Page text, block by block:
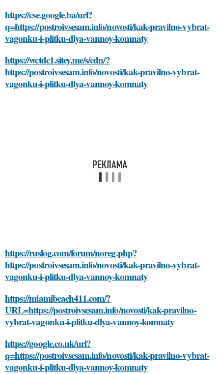
https://cse.google.ba/url?
q=https://postroivsesam.info/novosti/kak-pravilno-vybrat-
vagonku-i-plitku-dlya-vannoy-komnaty
https://wctdc1.sitey.me/s/cdn/?
https://postroivsesam.info/novosti/kak-pravilno-vybrat-
vagonku-i-plitku-dlya-vannoy-komnaty
https://ruslog.com/forum/noreg.php?
https://postroivsesam.info/novosti/kak-pravilno-vybrat-
vagonku-i-plitku-dlya-vannoy-komnaty
https://miamibeach411.com/?
URL=https://postroivsesam.info/novosti/kak-pravilno-
vybrat-vagonku-i-plitku-dlya-vannoy-komnaty
https://google.co.uk/url?
q=https://postroivsesam.info/novosti/kak-pravilno-vybrat-
vagonku-i-plitku-dlya-vannoy-komnaty